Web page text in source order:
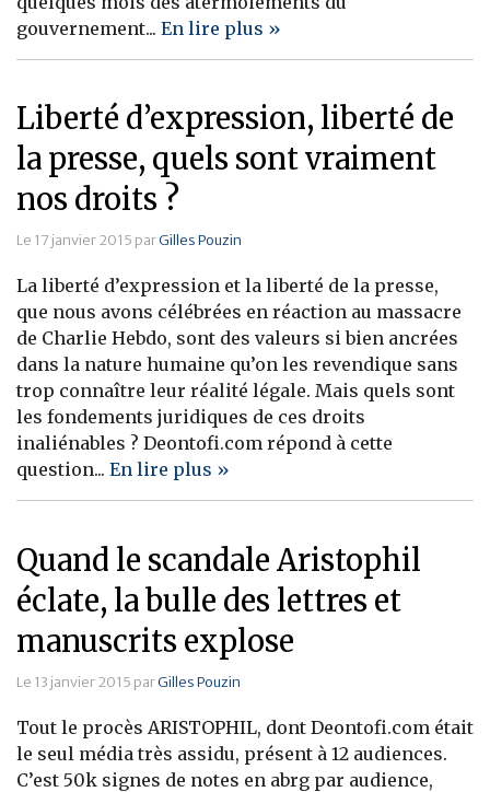
gouvernement... En lire plus »
Liberté d’expression, liberté de
la presse, quels sont vraiment
nos droits ?
Le 17 janvier 2015 parGilles Pouzin
La liberté d’expression et la liberté de la presse,
que nous avons célébrées en réaction au massacre
de Charlie Hebdo, sont des valeurs si bien ancrées
dans la nature humaine qu’on les revendique sans
trop connaître leur réalité légale. Mais quels sont
les fondements juridiques de ces droits
inaliénables ? Deontofi.com répond à cette
question... En lire plus »
Quand le scandale Aristophil
éclate, la bulle des lettres et
manuscrits explose
Le 13 janvier 2015 parGilles Pouzin
Tout le procès ARISTOPHIL, dont Deontofi.com était
le seul média très assidu, présent à 12 audiences.
C’est 50k signes de notes en abrg par audience,